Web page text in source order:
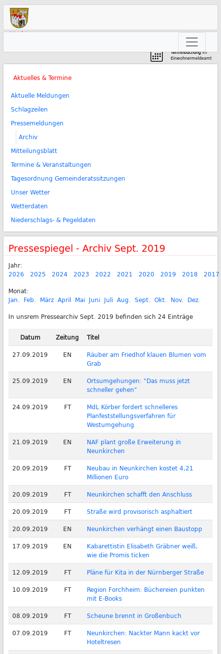
Markt
Terminbuchungim
Einwohnermeldeamt
Aktuelles & Termine
Aktuelle Meldungen
Schlagzeilen
Pressemeldungen
Archiv
Mitteilungsblatt
Termine & Veranstaltungen
Tagesordnung Gemeinderatssitzungen
Unser Wetter
Wetterdaten
Niederschlags- & Pegeldaten
Pressespiegel - Archiv Sept. 2019
Jahr:
2026
2025 2024 2023 2022 2021 2020 2019 2018
2017
Monat:
Jan. Feb. März April Mai Juni Juli Aug. Sept. Okt. Nov. Dez.
In unsrem Pressearchiv Sept. 2019 befinden sich 24 Einträge
Datum Zeitung
Titel
27.09.2019
EN
Räuber am Friedhof klauen Blumen vom
Grab
25.09.2019
EN
Ortsumgehungen: "Das muss jetzt
schneller gehen"
24.09.2019
FT
MdL Körber fordert schnelleres
Planfeststellungsverfahren für
Westumgehung
21.09.2019
EN
NAF plant große Erweiterung in
Neunkirchen
20.09.2019
FT
Neubau in Neunkirchen kostet 4,21
Millionen Euro
20.09.2019
FT
Neunkirchen schafft den Anschluss
20.09.2019
FT
Straße wird provisorisch asphaltiert
20.09.2019
EN
Neunkirchen verhängt einen Baustopp
17.09.2019
EN
Kabarettistin Elisabeth Gräbner weiß,
wie die Promis ticken
12.09.2019
FT
Pläne für Kita in der Nürnberger Straße
10.09.2019
FT
Region Forchheim: Büchereien punkten
mit E-Books
08.09.2019
FT
Scheune brennt in Großenbuch
07.09.2019
FT
Neunkirchen: Nackter Mann kackt vor
Hoteltresen